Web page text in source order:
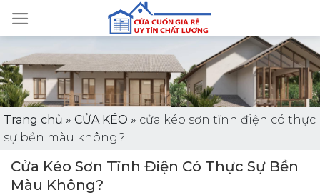
Trang chủ » CỬA KÉO » cửa kéo sơn tĩnh điện có thực
sự bền màu không?
Cửa Kéo Sơn Tĩnh Điện Có Thực Sự Bền
Màu Không?